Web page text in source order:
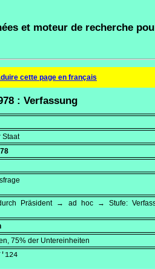
et moteur de recherche
cette page en français
: Verfassung
Staat
Präsident → ad hoc → Stufe:
75% der Untereinheiten